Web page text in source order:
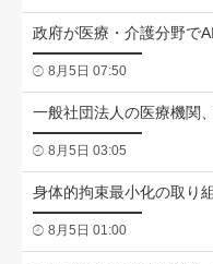
政府が医療・介護分野で
8月5日 07:50
一般社団法人の医療機関
8月5日 03:05
身体的拘束最小化の取り
8月5日 01:00